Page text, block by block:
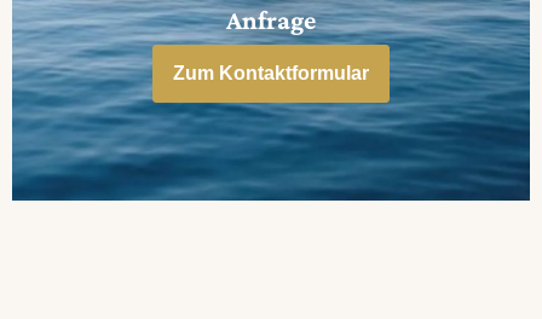
Anfrage
Zum Kontaktformular